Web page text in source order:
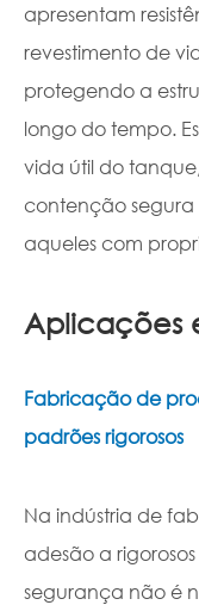
apresentam
revestimento de
protegendo a
longo do tempo.
vida útil do
contenção segura
aqueles com
Aplicações
Fabricação de
padrões rigorosos
Na indústria de
adesão a
segurança não é